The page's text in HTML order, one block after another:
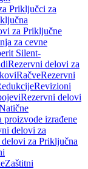
Priključci za
za Priključne
za cevne
Silent-
Rezervni delovi za
RačveRezervni
Revizioni
Rezervni delovi
proizvode izrađene
delovi za
za Priključna
Zaštitni